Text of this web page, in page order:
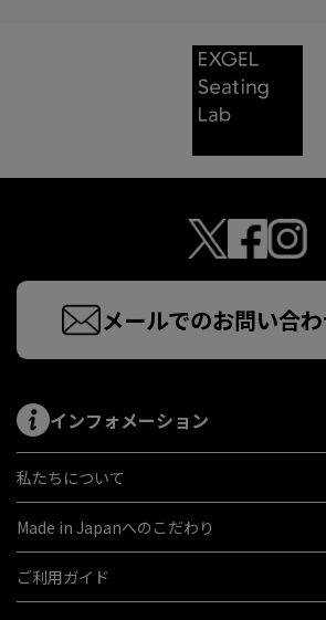
メールでのお問い合
インフォメーション
私たちについて
Made in Japanへのこだわり
ご利用ガイド